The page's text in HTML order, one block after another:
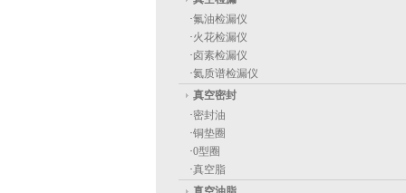
·氟油检漏仪
·火花检漏仪
·卤素检漏仪
·氦质谱检漏仪
真空密封
·密封油
·铜垫圈
·0型圈
·真空脂